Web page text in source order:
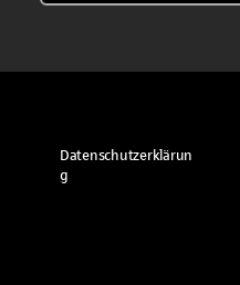
Datenschutzerklärun
g